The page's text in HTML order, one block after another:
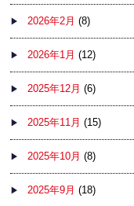
2026年2月 (8)
2026年1月 (12)
2025年12月 (6)
2025年11月 (15)
2025年10月 (8)
2025年9月 (18)